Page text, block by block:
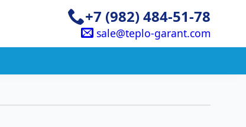
+7 (982) 484-51-78
sale@teplo-garant.com